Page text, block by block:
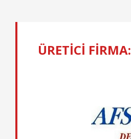
ÜRETİCİ FİRMA: